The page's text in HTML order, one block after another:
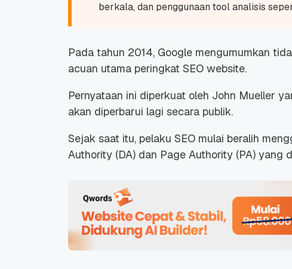
berkala, dan penggunaan tool analisis
Pada tahun 2014, Google mengumumkan
acuan utama peringkat SEO website.
Pernyataan ini diperkuat oleh John Mueller
akan diperbarui lagi secara publik.
Sejak saat itu, pelaku SEO mulai beralih
Authority (DA) dan Page Authority (PA) yang